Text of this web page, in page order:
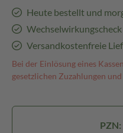
Heute bestellt und
Versandkostenfreie
Bei der Einlösung eines
gesetzlichen Zuzahlungen